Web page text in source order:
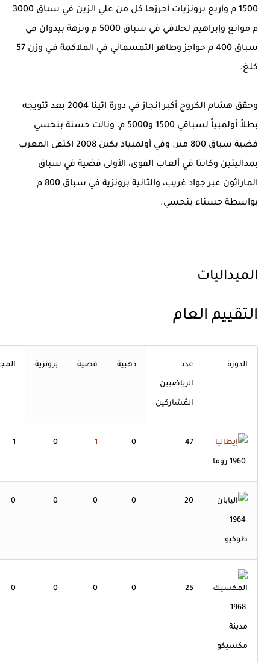
1500 م وأربع برونزيات أحرزها كل من علي الزين في سباق 3000
م موانع وإبراهيم لحلافي في سباق 5000 م ونزهة بيدوان في
سباق 400 م حواجز وطاهر التمسماني في الملاكمة فـي وزن 57
كلغ.
وحقق هشام الكروج أكبر إنجاز في دورة اثينا 2004 بعد تتويجه
بطلاً أولمبياً لسباقي 1500 و5000 م، ونالت حسنة بنحسي
فضية سباق 800 متر. وفي أولمبياد بكين 2008 اكتفى المغرب
بمداليتين وكانتا في ألعاب القوى، الأولى فضية في سباق
الماراثون عبر جواد غريب، والثانية برونزية في سباق 800 م
بواسطة حسناء بنحسي.
الميداليات
التقييم العام
الدورة عدد
الرياضيين
المُشاركين
ذهبية فضية برونزية
47
0
1
0
1
1964
طوكيو
20
0
0
0
0
1968
مدينة
مكسيكو
25
0
0
0
0